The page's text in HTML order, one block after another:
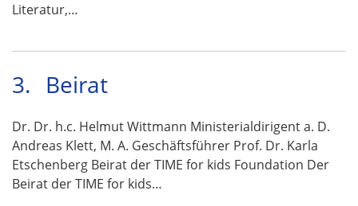
Literatur,…
3. Beirat
Dr. Dr. h.c. Helmut Wittmann Ministerialdirigent a. D.
Andreas Klett, M. A. Geschäftsführer Prof. Dr. Karla
Etschenberg Beirat der TIME for kids Foundation Der
Beirat der TIME for kids…